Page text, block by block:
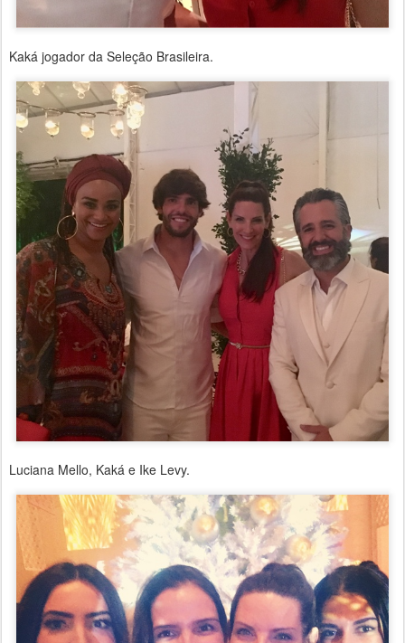
Kaká jogador da Seleção Brasileira.
Luciana Mello, Kaká e Ike Levy.